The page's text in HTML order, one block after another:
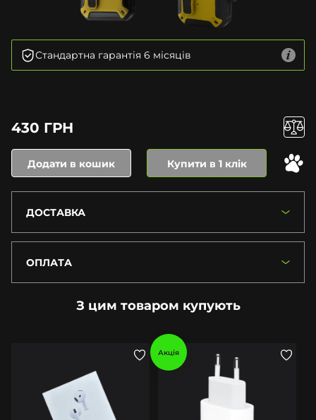
Стандартна гарантія 6 місяців
430 ГРН
Додати в кошик Купити в 1 клік
ДОСТАВКА
ОПЛАТА
З цим товаром купують
Акція